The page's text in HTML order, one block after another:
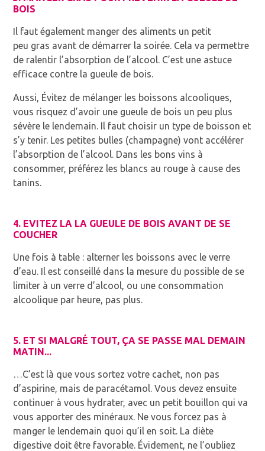
BOIS
Il faut également manger des aliments un petit
peu gras avant de démarrer la soirée. Cela va permettre
de ralentir l’absorption de l’alcool. C’est une astuce
efficace contre la gueule de bois.
Aussi, Évitez de mélanger les boissons alcooliques,
vous risquez d’avoir une gueule de bois un peu plus
sévère le lendemain. Il faut choisir un type de boisson et
s’y tenir. Les petites bulles (champagne) vont accélérer
l’absorption de l’alcool. Dans les bons vins à
consommer, préférez les blancs au rouge à cause des
tanins.
4. EVITEZ LA LA GUEULE DE BOIS AVANT DE SE
COUCHER
Une fois à table : alterner les boissons avec le verre
d’eau. Il est conseillé dans la mesure du possible de se
limiter à un verre d’alcool, ou une consommation
alcoolique par heure, pas plus.
5. ET SI MALGRÉ TOUT, ÇA SE PASSE MAL DEMAIN
MATIN...
…C’est là que vous sortez votre cachet, non pas
d’aspirine, mais de paracétamol. Vous devez ensuite
continuer à vous hydrater, avec un petit bouillon qui va
vous apporter des minéraux. Ne vous forcez pas à
manger le lendemain quoi qu’il en soit. La diète
digestive doit être favorable. Évidement, ne l’oubliez